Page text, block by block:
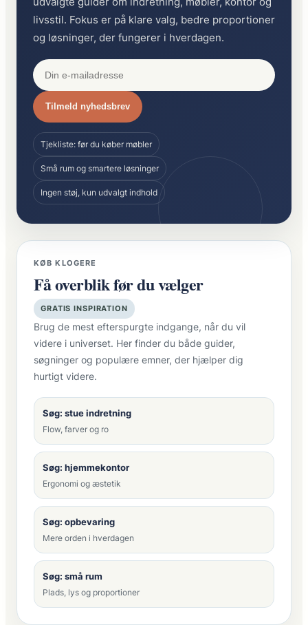
livsstil. Fokus er på klare valg, bedre proportioner
og løsninger, der fungerer i hverdagen.
Tilmeld nyhedsbrev
Tjekliste: før du køber møbler
Små rum og smartere løsninger
Ingen støj, kun udvalgt indhold
KØB KLOGERE
Få overblik før du vælger
GRATIS INSPIRATION
Brug de mest efterspurgte indgange, når du vil
videre i universet. Her finder du både guider,
søgninger og populære emner, der hjælper dig
hurtigt videre.
Søg: stue indretning
Flow, farver og ro
Søg: hjemmekontor
Ergonomi og æstetik
Søg: opbevaring
Mere orden i hverdagen
Søg: små rum
Plads, lys og proportioner